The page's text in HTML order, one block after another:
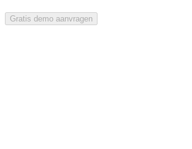
Gratis demo aanvragen